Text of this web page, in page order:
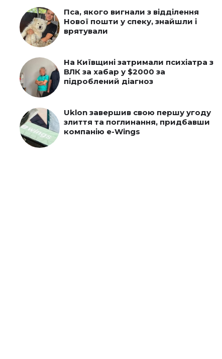
Пса, якого вигнали з відділення
Нової пошти у спеку, знайшли і
врятували
На Київщині затримали психіатра з
ВЛК за хабар у $2000 за
підроблений діагноз
Uklon завершив свою першу угоду
злиття та поглинання, придбавши
компанію e-Wings